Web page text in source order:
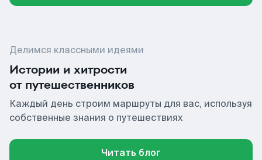
Делимся классными идеями
Истории и хитрости
от путешественников
Каждый день строим маршруты для вас, используя
собственные знания о путешествиях
Читать блог